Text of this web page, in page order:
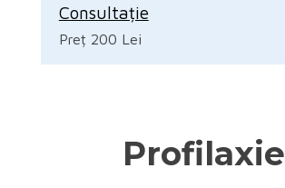
Consultație
Preț 200 Lei
Profilaxie